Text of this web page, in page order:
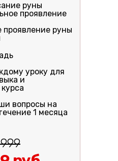
999
уроку для
и
вопросы на
1 месяца
руны
проявление
проявление руны